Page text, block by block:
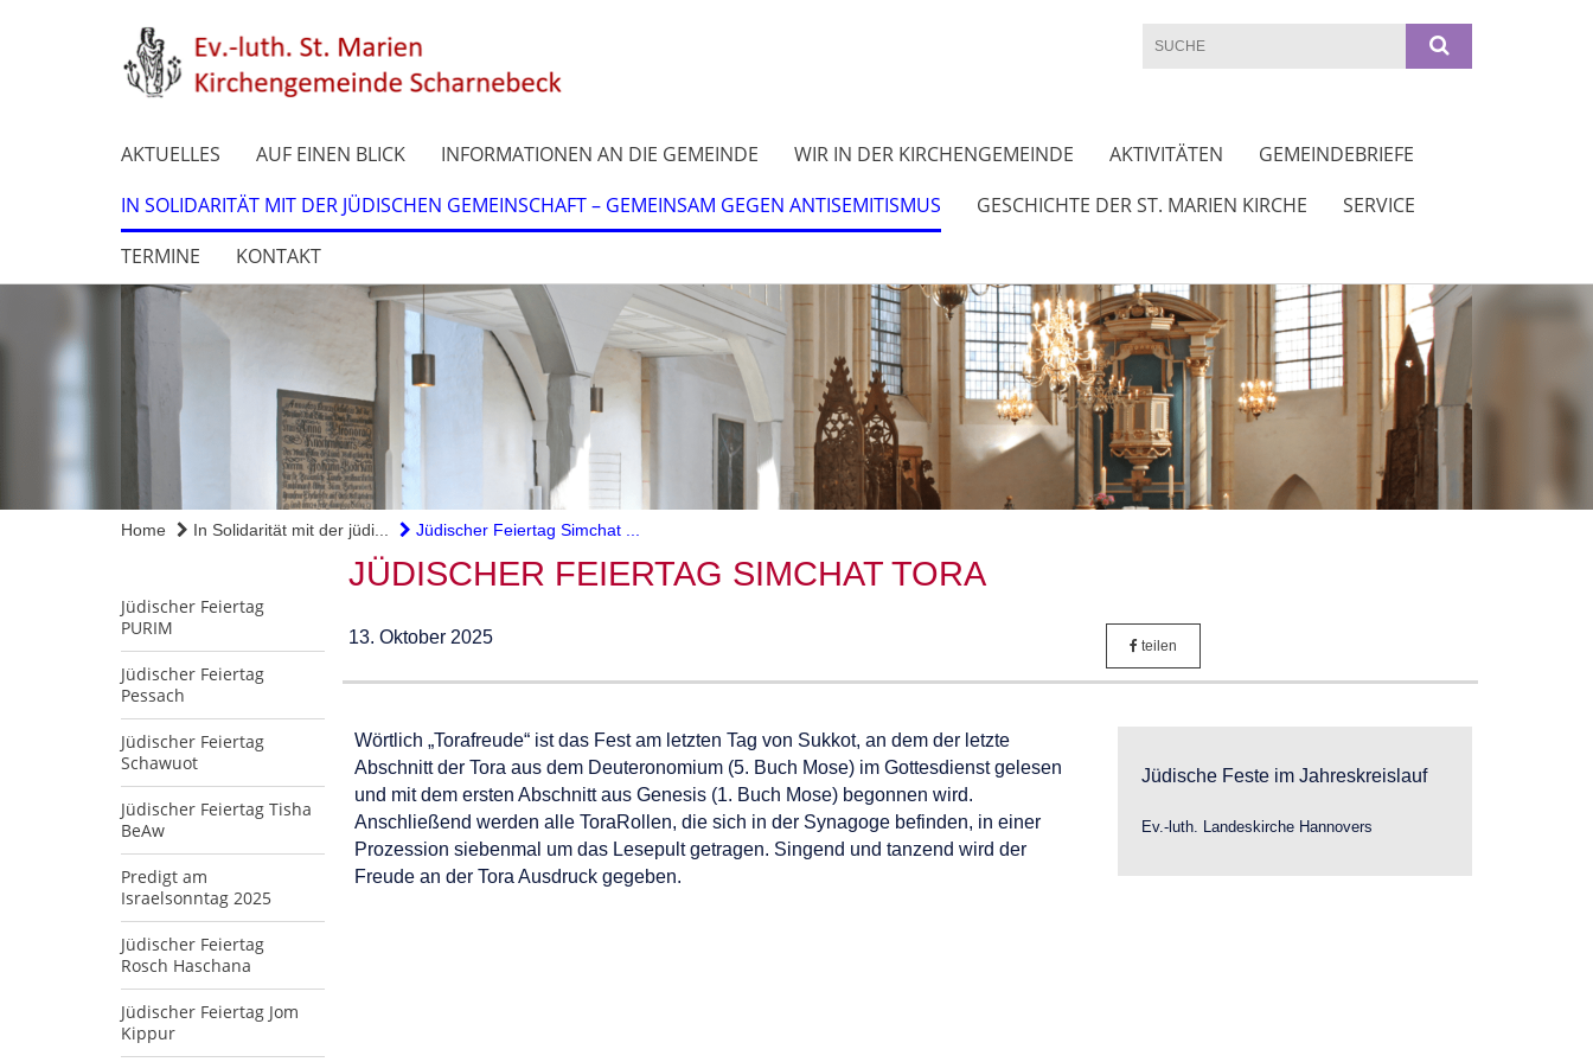
AKTUELLES AUF EINEN BLICK INFORMATIONEN AN DIE GEMEINDE WIR IN DER KIRCHENGEMEINDE AKTIVITÄTEN
GEMEINDEBRIEFE
IN SOLIDARITÄT MIT DER JÜDISCHEN GEMEINSCHAFT – GEMEINSAM GEGEN ANTISEMITISMUS
GESCHICHTE DER ST. MARIEN KIRCHE
SERVICE
TERMINE
KONTAKT
Home In Solidarität mit der jüdi... Jüdischer Feiertag Simchat ...
Jüdischer Feiertag
PURIM
Jüdischer Feiertag
Pessach
Jüdischer Feiertag
Schawuot
Jüdischer Feiertag Tisha
BeAw
Predigt am
Israelsonntag 2025
Jüdischer Feiertag
Rosch Haschana
Jüdischer Feiertag Jom
Kippur
JÜDISCHER FEIERTAG SIMCHAT TORA
13. Oktober 2025 teilen
Wörtlich „Torafreude“ ist das Fest am letzten Tag von Sukkot, an dem der letzte
Abschnitt der Tora aus dem Deuteronomium (5. Buch Mose) im Gottesdienst gelesen
und mit dem ersten Abschnitt aus Genesis (1. Buch Mose) begonnen wird.
Anschließend werden alle ToraRollen, die sich in der Synagoge befinden, in einer
Prozession siebenmal um das Lesepult getragen. Singend und tanzend wird der
Freude an der Tora Ausdruck gegeben.
Jüdische Feste im Jahreskreislauf
Ev.-luth. Landeskirche Hannovers